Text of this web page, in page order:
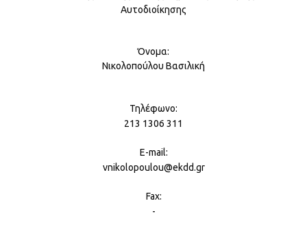
Αυτοδιοίκησης
Νικολοπούλου Βασιλική
213 1306 311
vnikolopoulou@ekdd.gr
-